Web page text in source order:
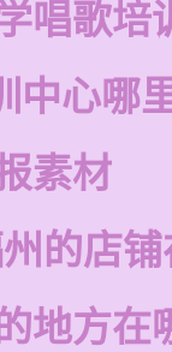
唱歌培
中心哪
素材
的店
地方在